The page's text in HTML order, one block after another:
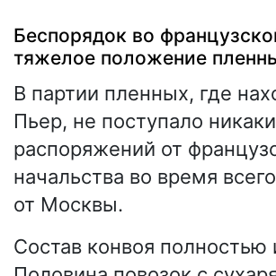
Беспорядок во
тяжелое положение
В партии пленных, где
Пьер, не поступало
распоряжений от
начальства во время
от Москвы.
Состав конвоя полностью